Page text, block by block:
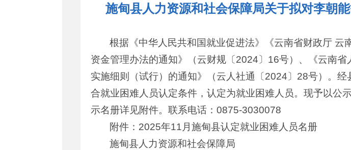
施甸县人力资源和社会保障局关于拟对李朝
根据《中华人民共和国就业促进法》《云南省财政厅
资金管理办法的通知》（云财规〔2024〕16号）、《云南
实施细则（试行）的通知》（云人社通〔2024〕28号）。
合就业困难人员认定条件，认定为就业困难人员。现予以
示名册详见附件。联系电话：0875-3030078
附件：2025年11月施甸县认定就业困难人员名册
施甸县人力资源和社会保障局